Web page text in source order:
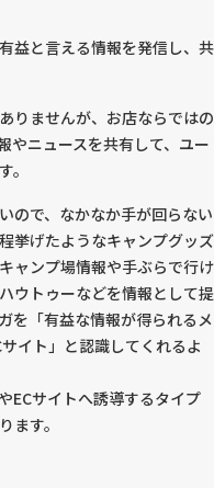
益と言える情報を発信し、共
りませんが、お店ならではの
やニュースを共有して、ユー
。
ので、なかなか手が回らない
挙げたようなキャンプグッズ
ャンプ場情報や手ぶらで行け
ウトゥーなどを情報として提
を「有益な情報が得られるメ
イト」と認識してくれるよ
ECサイトへ誘導するタイプ
ます。